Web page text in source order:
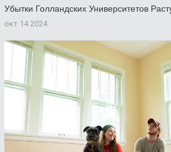
Убытки Голландских Университетов
окт 14 2024